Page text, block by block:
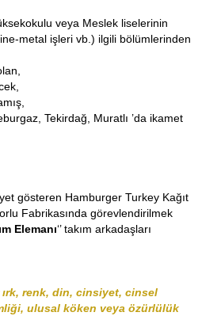
veya Meslek liselerinin
metal işleri vb.) ilgili bölümlerinden
Tekirdağ, Muratlı ’da ikamet
gösteren Hamburger Turkey Kağıt
Fabrikasında görevlendirilmek
Elemanı‘’ takım arkadaşları
renk, din, cinsiyet, cinsel
ulusal köken veya özürlülük